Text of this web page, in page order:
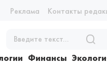
Реклама Контакты
Финансы